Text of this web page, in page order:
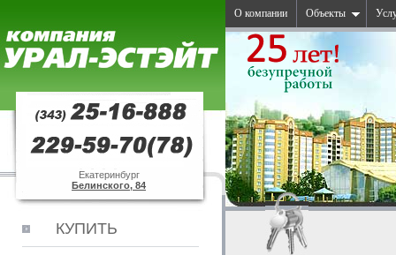
Екатеринбург
Белинского, 84
КУПИТЬ
О компании Объекты